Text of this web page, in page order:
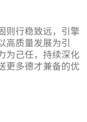
则行稳致远，引擎
高质量发展为引
为己任，持续深化
更多德才兼备的优